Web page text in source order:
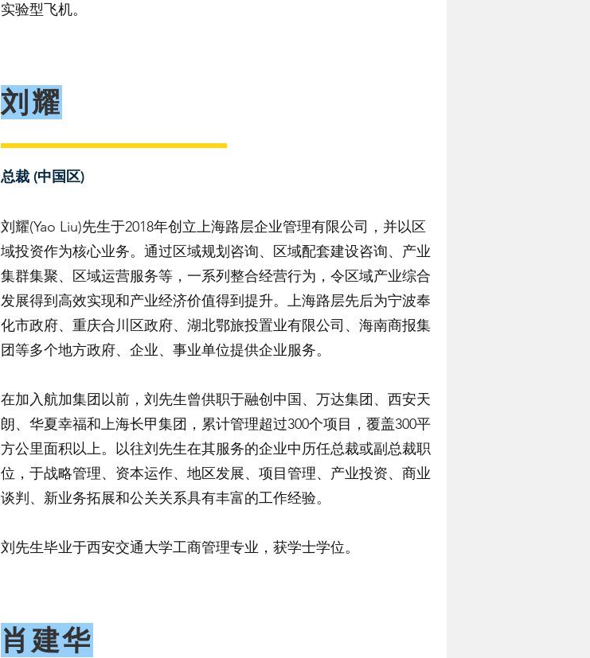
实验型飞机。
刘耀
总裁 (中国区)
刘耀(Yao Liu)先生于2018年创立上海路层企业管理有限公司，并以区
域投资作为核心业务。通过区域规划咨询、区域配套建设咨询、产业
集群集聚、区域运营服务等，一系列整合经营行为，令区域产业综合
发展得到高效实现和产业经济价值得到提升。上海路层先后为宁波奉
化市政府、重庆合川区政府、湖北鄂旅投置业有限公司、海南商报集
团等多个地方政府、企业、事业单位提供企业服务。
在加入航加集团以前，刘先生曾供职于融创中国、万达集团、西安天
朗、华夏幸福和上海长甲集团，累计管理超过300个项目，覆盖300平
方公里面积以上。以往刘先生在其服务的企业中历任总裁或副总裁职
位，于战略管理、资本运作、地区发展、项目管理、产业投资、商业
谈判、新业务拓展和公关关系具有丰富的工作经验。
刘先生毕业于西安交通大学工商管理专业，获学士学位。
肖建华